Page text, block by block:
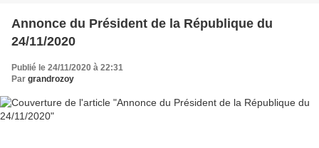
Annonce du Président de la République du
24/11/2020
Publié le 24/11/2020 à 22:31
Par grandrozoy